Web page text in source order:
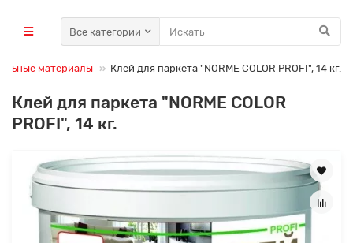
Все категории
материалы Клей для паркета "NORME COLOR PROFI", 14 кг.
Клей для паркета "NORME COLOR
PROFI", 14 кг.